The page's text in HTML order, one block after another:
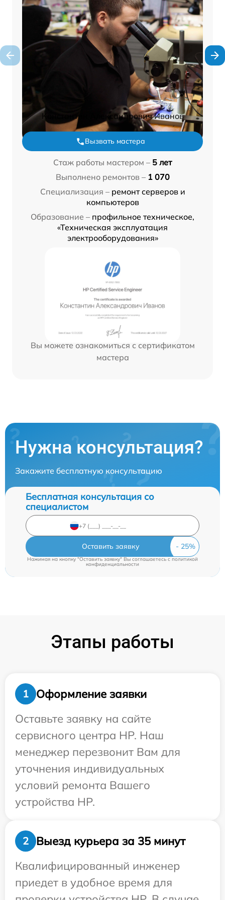
Константин Александрович Иванов
Вызвать мастера
Стаж работы мастером – 5 лет
Выполнено ремонтов – 1 070
Специализация – ремонт серверов и
компьютеров
Образование – профильное техническое,
«Техническая эксплуатация
электрооборудования»
Вы можете ознакомиться с сертификатом
мастера
Нужна консультация?
Закажите бесплатную консультацию
Бесплатная консультация со
специалистом
Оставить заявку
Нажимая на кнопку "Оставить заявку" Вы соглашаетесь cполитикой
конфиденциальности
Этапы работы
1
Оформление заявки
Оставьте заявку на сайте
сервисного центра HP. Наш
менеджер перезвонит Вам для
уточнения индивидуальных
условий ремонта Вашего
устройства HP.
2
Выезд курьера за 35 минут
Квалифицированный инженер
приедет в удобное время для